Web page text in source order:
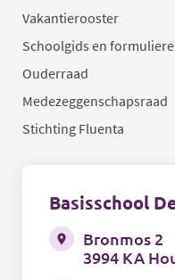
Vakantierooster
Schoolgids en
Ouderraad
Medezeggenschapsraad
Stichting Fluenta
Basisschool
Bronmos 2
3994 KA